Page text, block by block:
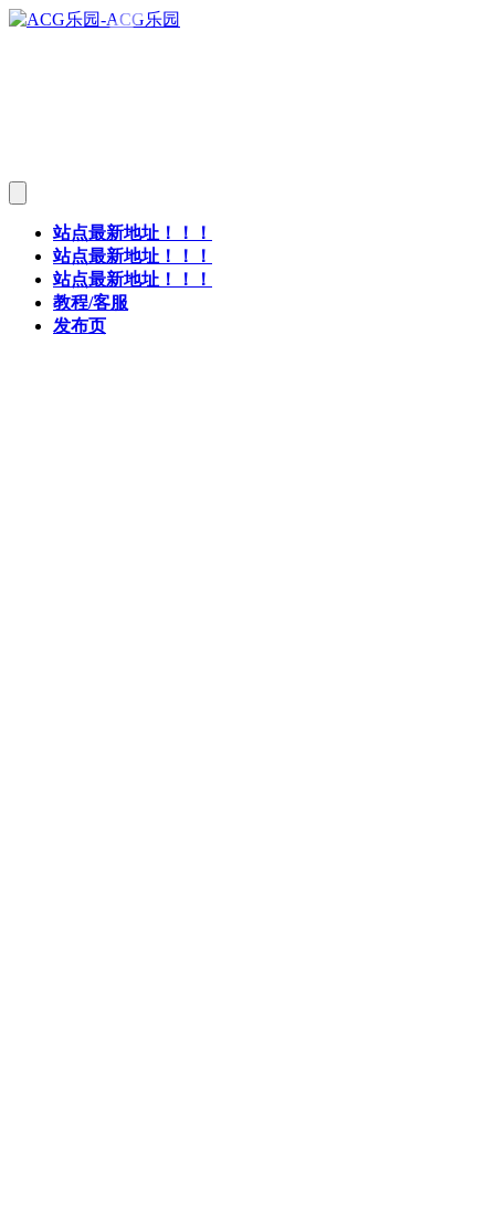
站点最新地址！！！
站点最新地址！！！
站点最新地址！！！
教程/客服
发布页